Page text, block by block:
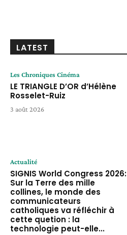
LATEST
Les Chroniques Cinéma
LE TRIANGLE D’OR d’Hélène
Rosselet-Ruiz
3 août 2026
Actualité
SIGNIS World Congress 2026:
Sur la Terre des mille
collines, le monde des
communicateurs
catholiques va réfléchir à
cette quetion : la
technologie peut-elle...